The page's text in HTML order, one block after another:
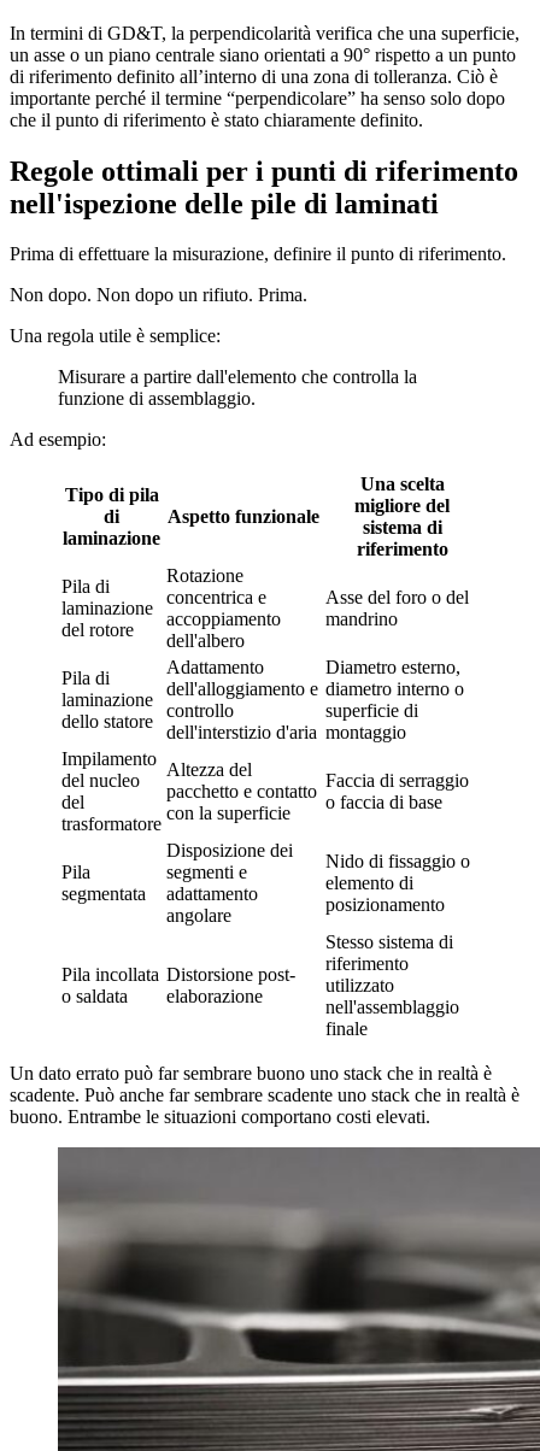
In termini di GD&T, la perpendicolarità verifica che una superficie,
un asse o un piano centrale siano orientati a 90° rispetto a un punto
di riferimento definito all’interno di una zona di tolleranza. Ciò è
importante perché il termine “perpendicolare” ha senso solo dopo
che il punto di riferimento è stato chiaramente definito.
Regole ottimali per i punti di riferimento
nell'ispezione delle pile di laminati
Prima di effettuare la misurazione, definire il punto di riferimento.
Non dopo. Non dopo un rifiuto. Prima.
Una regola utile è semplice:
Misurare a partire dall'elemento che controlla la
funzione di assemblaggio.
Ad esempio:
Tipo di pila
di
laminazione
Aspetto funzionale
Una scelta
migliore del
sistema di
riferimento
Pila di
laminazione
del rotore
Rotazione
concentrica e
accoppiamento
dell'albero
Asse del foro o del
mandrino
Pila di
laminazione
dello statore
Adattamento
dell'alloggiamento e
controllo
dell'interstizio d'aria
Diametro esterno,
diametro interno o
superficie di
montaggio
Impilamento
del nucleo
del
trasformatore
Altezza del
pacchetto e contatto
con la superficie
Faccia di serraggio
o faccia di base
Pila
segmentata
Disposizione dei
segmenti e
adattamento
angolare
Nido di fissaggio o
elemento di
posizionamento
Pila incollata
o saldata
Distorsione post-
elaborazione
Stesso sistema di
riferimento
utilizzato
nell'assemblaggio
finale
Un dato errato può far sembrare buono uno stack che in realtà è
scadente. Può anche far sembrare scadente uno stack che in realtà è
buono. Entrambe le situazioni comportano costi elevati.